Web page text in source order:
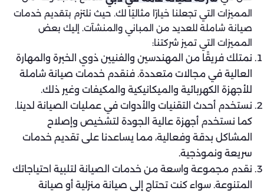
المميزات التي تجعلنا خيارًا مثاليًا لك. حيث نلتزم بتقديم خدمات
صيانة شاملة للعديد من المباني والمنشآت. إليك بعض
المميزات التي تميز شركتنا:
نمتلك فريقًا من المهندسين والفنيين ذوي الخبرة والمهارة
العالية في مجالات متعددة. فنقدم خدمات صيانة شاملة
للأجهزة الكهربائية والميكانيكية والمكيفات وغير ذلك.
نستخدم أحدث التقنيات والأدوات في عمليات الصيانة لدينا.
كما نستخدم أجهزة عالية الجودة لتشخيص وإصلاح
المشاكل بدقة وفعالية، مما يساعدنا على تقديم خدمات
سريعة ونموذجية.
نقدم مجموعة واسعة من خدمات الصيانة لتلبية احتياجاتك
المتنوعة. سواء كنت تحتاج إلى صيانة منزلية أو صيانة